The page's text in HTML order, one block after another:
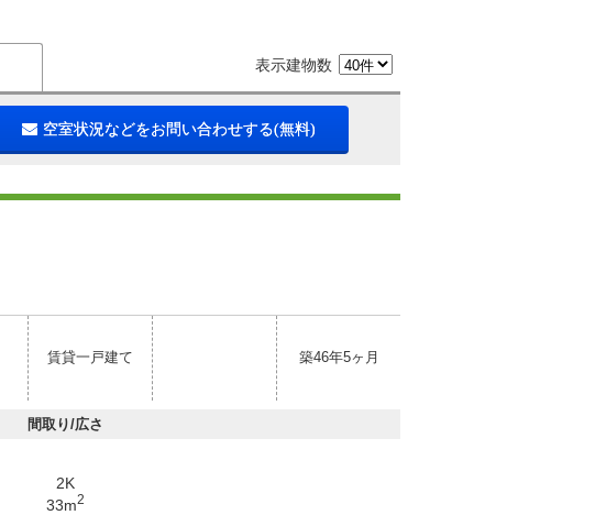
表示建物数
空室状況などをお問い合わせする(無料)
賃貸一戸建て 築46年5ヶ月
間取り/広さ
2K
33m2